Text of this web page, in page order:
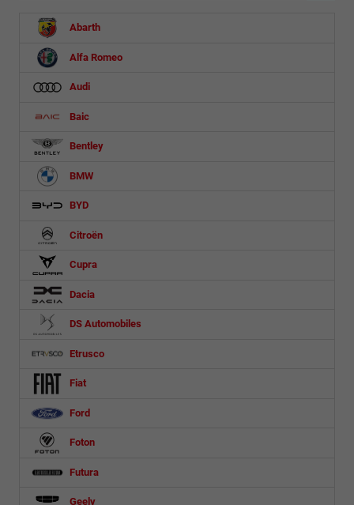
Abarth
Alfa Romeo
Audi
Baic
Bentley
BMW
BYD
Citroën
Cupra
Dacia
DS Automobiles
Etrusco
Fiat
Ford
Foton
Futura
Geely